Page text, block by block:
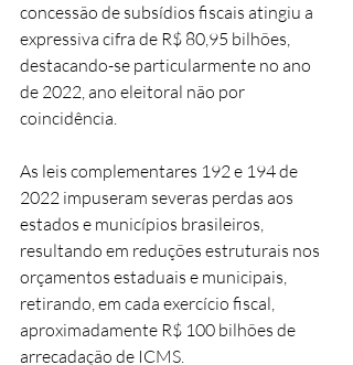
concessão de subsídios fiscais atingiu a
expressiva cifra de R$ 80,95 bilhões,
destacando-se particularmente no ano
de 2022, ano eleitoral não por
coincidência.
As leis complementares 192 e 194 de
2022 impuseram severas perdas aos
estados e municípios brasileiros,
resultando em reduções estruturais nos
orçamentos estaduais e municipais,
retirando, em cada exercício fiscal,
aproximadamente R$ 100 bilhões de
arrecadação de ICMS.